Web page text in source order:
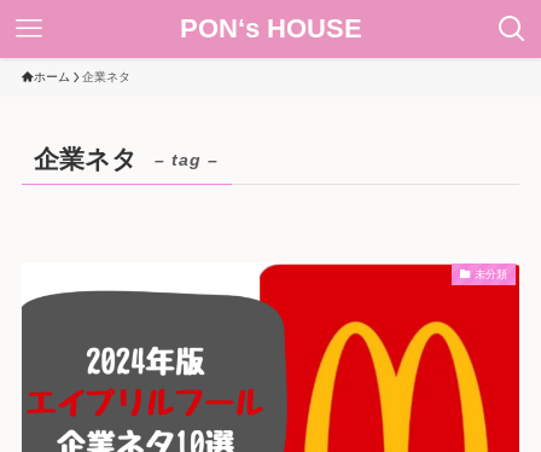
PON‘s HOUSE
ホーム 企業ネタ
企業ネタ – tag –
未分類